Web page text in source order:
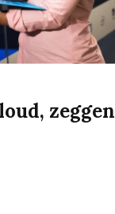
zeggen